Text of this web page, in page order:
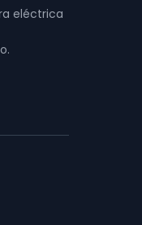
eléctrica